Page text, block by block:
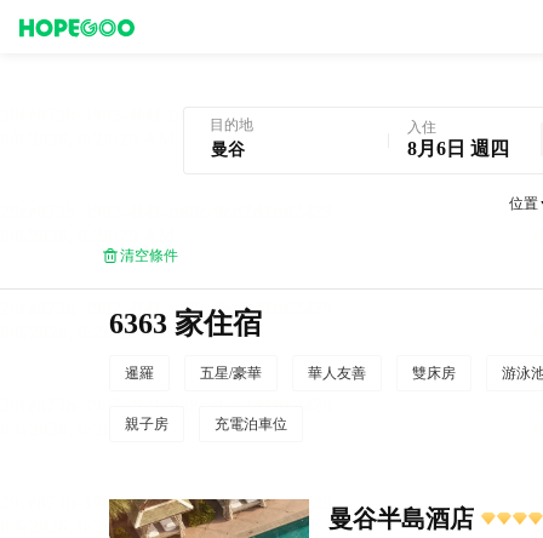
目的地 入住
8月6日 週四
位置
清空條件
6363 家住宿
暹羅 五星/豪華 華人友善 雙床房 游泳
親子房 充電泊車位
曼谷半島酒店